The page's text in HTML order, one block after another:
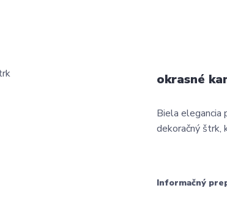
okrasné
Biela elegancia
dekoračný štrk,
Informačný